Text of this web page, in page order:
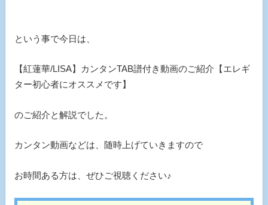
という事で今日は、
【紅蓮華/LISA】カンタンTAB譜付き動画のご紹介【エレギ
ター初心者にオススメです】
のご紹介と解説でした。
カンタン動画などは、随時上げていきますので
お時間ある方は、ぜひご視聴ください♪